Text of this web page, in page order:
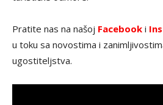
Pratite nas na našoj Facebook i
u toku sa novostima i
ugostiteljstva.